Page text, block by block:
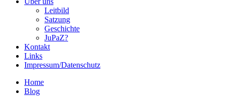
Leitbild
Satzung
Geschichte
JuPaZ?
Kontakt
Links
Impressum/Datenschutz
Home
Blog